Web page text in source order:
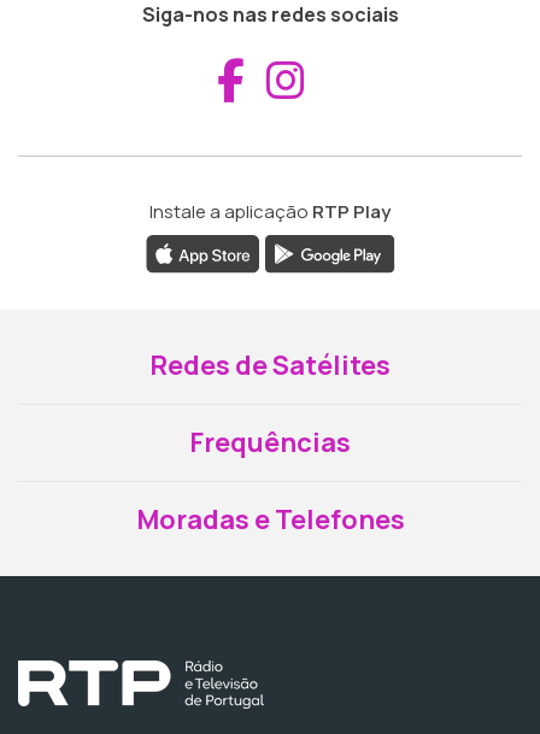
Siga-nos nas redes sociais
Aceder ao
Instale a aplicação RTP Play
Redes de Satélites
Frequências
Moradas e Telefones